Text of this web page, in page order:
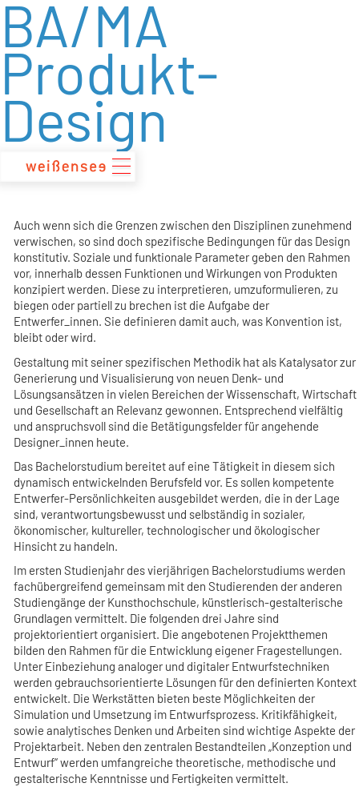
zum
Inhalt
BA/MA
Produkt-
Design
Auch wenn sich die Grenzen zwischen den Disziplinen zunehmend
verwischen, so sind doch spezifische Bedingungen für das Design
konstitutiv. Soziale und funktionale Parameter geben den Rahmen
vor, innerhalb dessen Funktionen und Wirkungen von Produkten
konzipiert werden. Diese zu interpretieren, umzuformulieren, zu
biegen oder partiell zu brechen ist die Aufgabe der
Entwerfer_innen. Sie definieren damit auch, was Konvention ist,
bleibt oder wird.
Gestaltung mit seiner spezifischen Methodik hat als Katalysator zur
Generierung und Visualisierung von neuen Denk- und
Lösungsansätzen in vielen Bereichen der Wissenschaft, Wirtschaft
und Gesellschaft an Relevanz gewonnen. Entsprechend vielfältig
und anspruchsvoll sind die Betätigungsfelder für angehende
Designer_innen heute.
Das Bachelorstudium bereitet auf eine Tätigkeit in diesem sich
dynamisch entwickelnden Berufsfeld vor. Es sollen kompetente
Entwerfer-Persönlichkeiten ausgebildet werden, die in der Lage
sind, verantwortungsbewusst und selbständig in sozialer,
ökonomischer, kultureller, technologischer und ökologischer
Hinsicht zu handeln.
Im ersten Studienjahr des vierjährigen Bachelorstudiums werden
fachübergreifend gemeinsam mit den Studierenden der anderen
Studiengänge der Kunsthochschule, künstlerisch-gestalterische
Grundlagen vermittelt. Die folgenden drei Jahre sind
projektorientiert organisiert. Die angebotenen Projektthemen
bilden den Rahmen für die Entwicklung eigener Fragestellungen.
Unter Einbeziehung analoger und digitaler Entwurfstechniken
werden gebrauchsorientierte Lösungen für den definierten Kontext
entwickelt. Die Werkstätten bieten beste Möglichkeiten der
Simulation und Umsetzung im Entwurfsprozess. Kritikfähigkeit,
sowie analytisches Denken und Arbeiten sind wichtige Aspekte der
Projektarbeit. Neben den zentralen Bestandteilen „Konzeption und
Entwurf“ werden umfangreiche theoretische, methodische und
gestalterische Kenntnisse und Fertigkeiten vermittelt.